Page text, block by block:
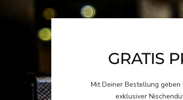
GRATIS
Mit Deiner Bestellung
exklusiver